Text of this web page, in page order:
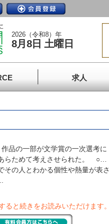
2026（令和8）年
8月8日 土曜日
求人
品の一部が文学賞の一次選考に
らためて考えさせられた。 ○…
その人とわかる個性や熱量が表さ
ると続きをお読みいただけます。